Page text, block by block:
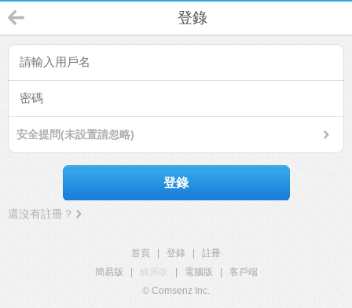
登錄
安全提問(未設置請忽略)
登錄
還沒有註冊？
首頁 登錄
註冊
簡易版
觸屏版 電腦版
客戶端
© Comsenz Inc.